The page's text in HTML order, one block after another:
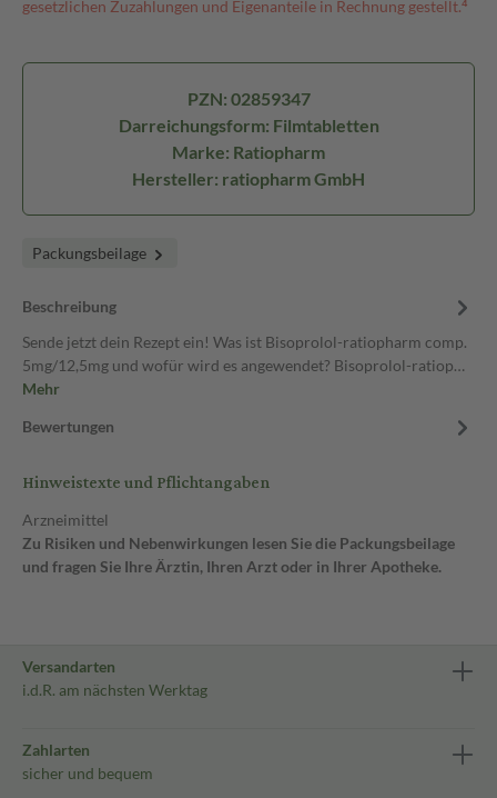
gesetzlichen Zuzahlungen und Eigenanteile in Rechnung gestellt.⁴
PZN: 02859347
Darreichungsform: Filmtabletten
Marke: Ratiopharm
Hersteller: ratiopharm GmbH
Packungsbeilage
Beschreibung
Sende jetzt dein Rezept ein! Was ist Bisoprolol-ratiopharm comp.
5mg/12,5mg und wofür wird es angewendet? Bisoprolol-ratiop…
Mehr
Bewertungen
Hinweistexte und Pflichtangaben
Arzneimittel
Zu Risiken und Nebenwirkungen lesen Sie die Packungsbeilage
und fragen Sie Ihre Ärztin, Ihren Arzt oder in Ihrer Apotheke.
Versandarten
i.d.R. am nächsten Werktag
Zahlarten
sicher und bequem